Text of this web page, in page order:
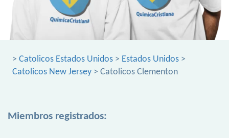
> Catolicos Estados Unidos > Estados Unidos >
Catolicos New Jersey > Catolicos Clementon
Miembros registrados: